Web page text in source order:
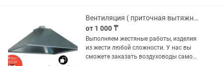
Вентиляция ( приточная вытяжная система, вытяжка)
от 1 000 ₸
Выполняем жестяные работы, изделия
из жести любой сложности. У нас вы
сможете заказать воздуховоды самой